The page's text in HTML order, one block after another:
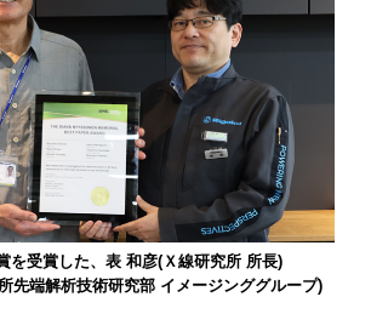
を受賞した、表 和彦(Ｘ線研究所 所長)
先端解析技術研究部 イメージンググループ)